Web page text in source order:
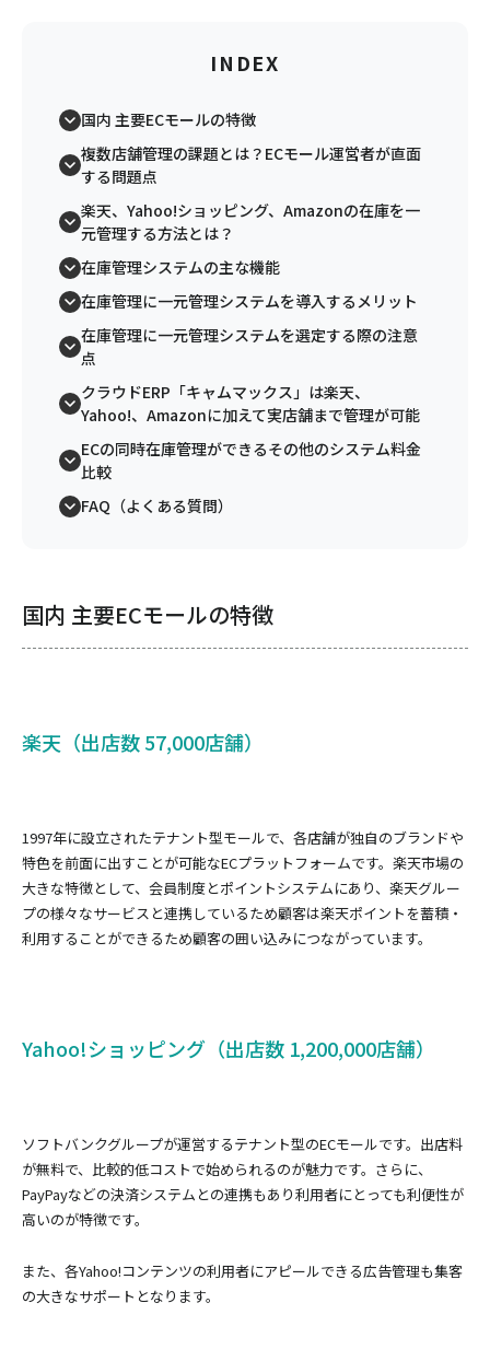
INDEX
国内 主要ECモールの特徴
複数店舗管理の課題とは？ECモール運営者が直面
する問題点
楽天、Yahoo!ショッピング、Amazonの在庫を一
元管理する方法とは？
在庫管理システムの主な機能
在庫管理に一元管理システムを導入するメリット
在庫管理に一元管理システムを選定する際の注意
点
クラウドERP「キャムマックス」は楽天、
Yahoo!、Amazonに加えて実店舗まで管理が可能
ECの同時在庫管理ができるその他のシステム料金
比較
FAQ（よくある質問）
国内 主要ECモールの特徴
楽天（出店数 57,000店舗）
1997年に設立されたテナント型モールで、各店舗が独自のブランドや
特色を前面に出すことが可能なECプラットフォームです。楽天市場の
大きな特徴として、会員制度とポイントシステムにあり、楽天グルー
プの様々なサービスと連携しているため顧客は楽天ポイントを蓄積・
利用することができるため顧客の囲い込みにつながっています。
Yahoo!ショッピング（出店数 1,200,000店舗）
ソフトバンクグループが運営するテナント型のECモールです。出店料
が無料で、比較的低コストで始められるのが魅力です。さらに、
PayPayなどの決済システムとの連携もあり利用者にとっても利便性が
高いのが特徴です。
また、各Yahoo!コンテンツの利用者にアピールできる広告管理も集客
の大きなサポートとなります。